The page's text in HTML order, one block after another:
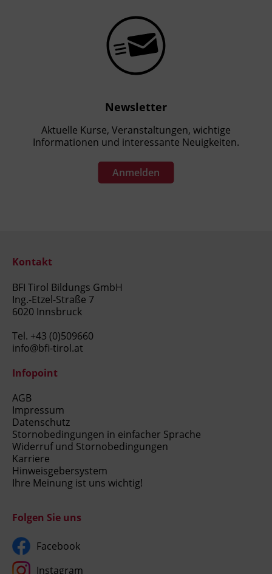
Newsletter
Aktuelle Kurse, Veranstaltungen, wichtige
Informationen und interessante Neuigkeiten.
Anmelden
Kontakt
BFI Tirol Bildungs GmbH
Ing.-Etzel-Straße 7
6020 Innsbruck
Tel. +43 (0)509660
info@bfi-tirol.at
Infopoint
AGB
Impressum
Datenschutz
Stornobedingungen in einfacher Sprache
Widerruf und Stornobedingungen
Karriere
Hinweisgebersystem
Ihre Meinung ist uns wichtig!
Folgen Sie uns
Facebook
Instagram